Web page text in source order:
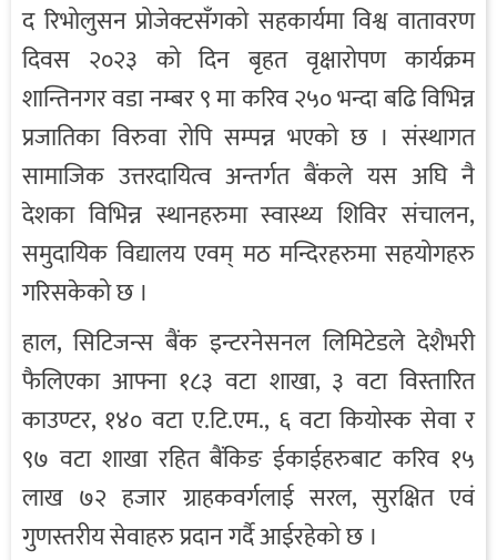
द रिभोलुसन प्रोजेक्टसँगको सहकार्यमा विश्व वातावरण
दिवस २०२३ को दिन बृहत वृक्षारोपण कार्यक्रम
शान्तिनगर वडा नम्बर ९ मा करिव २५० भन्दा बढि विभिन्न
प्रजातिका विरुवा रोपि सम्पन्न भएको छ । संस्थागत
सामाजिक उत्तरदायित्व अन्तर्गत बैंकले यस अघि नै
देशका विभिन्न स्थानहरुमा स्वास्थ्य शिविर संचालन,
समुदायिक विद्यालय एवम् मठ मन्दिरहरुमा सहयोगहरु
गरिसकेको छ ।
हाल, सिटिजन्स बैंक इन्टरनेसनल लिमिटेडले देशैभरी
फैलिएका आफ्ना १८३ वटा शाखा, ३ वटा विस्तारित
काउण्टर, १४० वटा ए.टि.एम., ६ वटा कियोस्क सेवा र
९७ वटा शाखा रहित बैंकिङ ईकाईहरुबाट करिव १५
लाख ७२ हजार ग्राहकवर्गलाई सरल, सुरक्षित एवं
गुणस्तरीय सेवाहरु प्रदान गर्दै आईरहेको छ ।